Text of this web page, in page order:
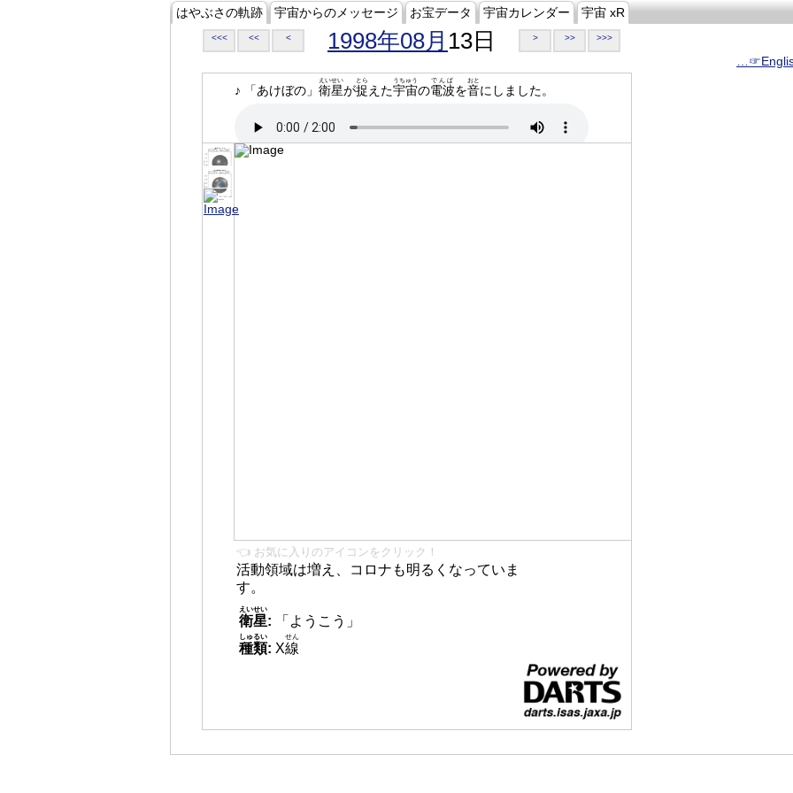
はやぶさの軌跡 宇宙からのメッセージ お宝データ 宇宙カレンダー 宇宙 xR
<<< << < 1998年08月 13日 > >> >>>
♪ 「あけぼの」 衛星
えいせい
が捉
とら
えた宇宙
うちゅう
の電波
でんぱ
を音
おと
にしました。
👈 お気に入りのアイコンをクリック！
活動領域は増え、コロナも明るくなっていま
す。
衛星
えいせい
:
「ようこう」
種類
しゅるい
: X線
せん